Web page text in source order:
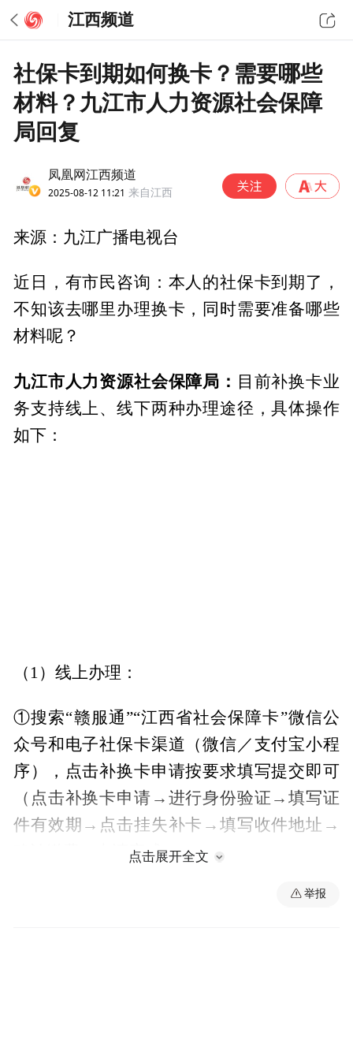
江西频道
社保卡到期如何换卡？需要哪些
材料？九江市人力资源社会保障
局回复
凤凰网江西频道
2025-08-12 11:21 来自江西
来源：九江广播电视台
近日，有市民咨询：本人的社保卡到期了，
不知该去哪里办理换卡，同时需要准备哪些
材料呢？
九江市人力资源社会保障局： 目前补换卡业
务支持线上、线下两种办理途径，具体操作
如下：
（1）线上办理：
①搜索“赣服通”“江西省社会保障卡”微信公
众号和电子社保卡渠道（微信／支付宝小程
序），点击补换卡申请按要求填写提交即可
（点击补换卡申请→进行身份验证→填写证
件有效期→点击挂失补卡→填写收件地址→
确认缴费→申请完成）；
②办理成功后正常情况下新社保卡将在5个工
点击展开全文
举报